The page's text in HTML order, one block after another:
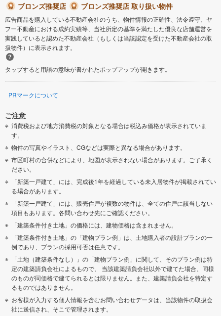
木曽郡王滝村 北安曇郡白馬村
埴科郡坂城町 上高井郡小布施町
下高井郡山ノ内町 上水内郡信濃町
上水内郡飯綱町
ブロンズ推奨店
ブロンズ推奨店 取り扱い物件
広告商品を購入している不動産会社のうち、物件情報の正確性、法令遵守、ヤ
フー不動産における成約実績等、当社所定の基準を満たした優良な店舗運営を
実践していると認めた不動産会社（もしくは当該認定を受けた不動産会社の取
扱物件）に表示されます。
タップすると用語の意味が書かれたポップアップが開きます。
PRマークについて
ご注意
消費税および地方消費税の対象となる場合は税込み価格が表示されていま
す。
物件の写真やイラスト、CGなどは実際と異なる場合があります。
市区町村の合併などにより、地図が表示されない場合があります。ご了承く
ださい。
「新築一戸建て」には、完成後1年を経過している未入居物件が掲載されてい
る場合があります。
「新築一戸建て」には、販売住戸が複数の物件は、全ての住戸に該当しない
項目もあります。各問い合わせ先にご確認ください。
「建築条件付き土地」の価格には、建物価格は含まれません。
「建築条件付き土地」の「建物プラン例」は、土地購入者の設計プランの一
例であり、プランの採用可否は任意です。
「土地（建築条件なし）」の「建物プラン例」に関して、そのプラン例は特
定の建築請負会社によるもので、 当該建築請負会社以外で建てた場合、同様
のものが同価格で建てられるとは限りません。また、建築請負会社を特定す
るものではありません。
お客様が入力する個人情報を含むお問い合わせデータは、当該物件の取扱会
社に送信され、そこで管理されます。